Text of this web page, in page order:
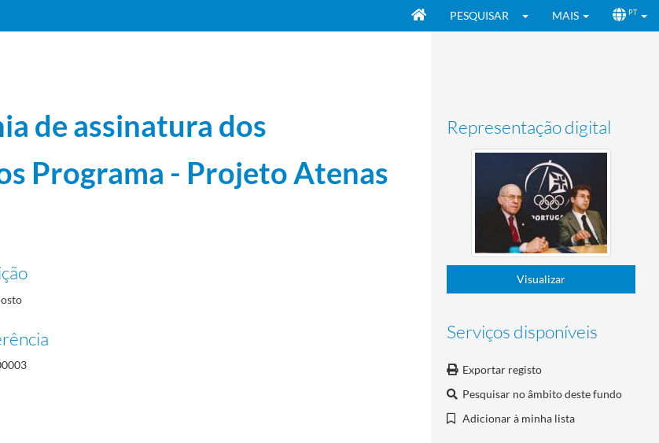
PESQUISAR MAIS PT
Representação digital
Visualizar
Serviços disponíveis
Exportar registo
Pesquisar no âmbito deste fundo
Adicionar à minha lista
de assinatura dos
Programa - Projeto Atenas